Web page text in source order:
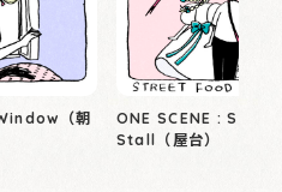
（朝
ONE SCENE :
Stall（屋台）